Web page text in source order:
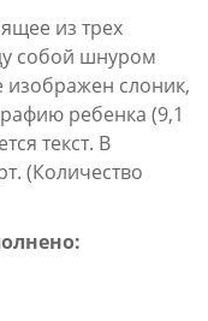
из трех
собой шнуром
изображен слоник,
ребенка (9,1
текст. В
(Количество